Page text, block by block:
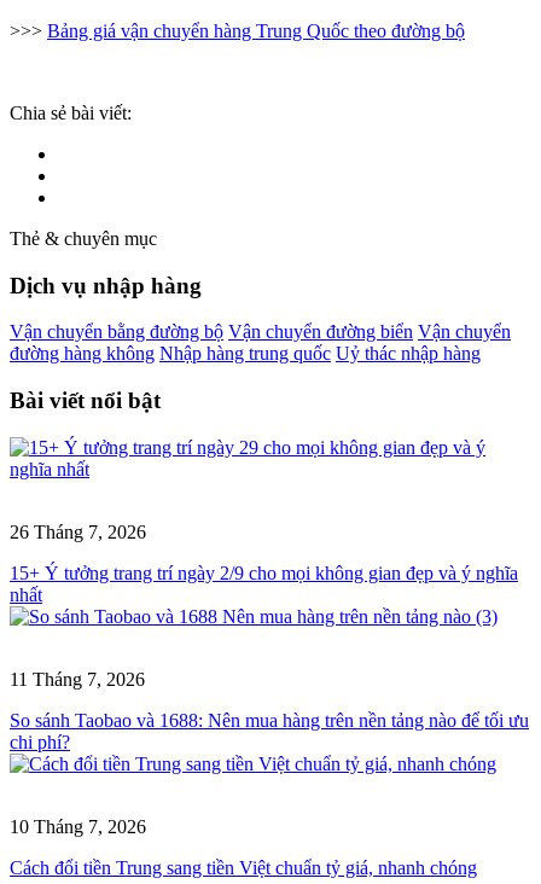
>>> Bảng giá vận chuyển hàng Trung Quốc theo đường bộ
Chia sẻ bài viết:
Thẻ & chuyên mục
Dịch vụ nhập hàng
Vận chuyển bằng đường bộ Vận chuyển đường biển Vận chuyển
đường hàng không Nhập hàng trung quốc Uỷ thác nhập hàng
Bài viết nổi bật
26 Tháng 7, 2026
15+ Ý tưởng trang trí ngày 2/9 cho mọi không gian đẹp và ý nghĩa
nhất
11 Tháng 7, 2026
So sánh Taobao và 1688: Nên mua hàng trên nền tảng nào để tối ưu
chi phí?
10 Tháng 7, 2026
Cách đổi tiền Trung sang tiền Việt chuẩn tỷ giá, nhanh chóng